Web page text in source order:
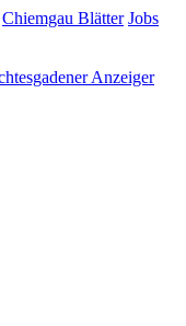
Chiemgau Blätter Jobs